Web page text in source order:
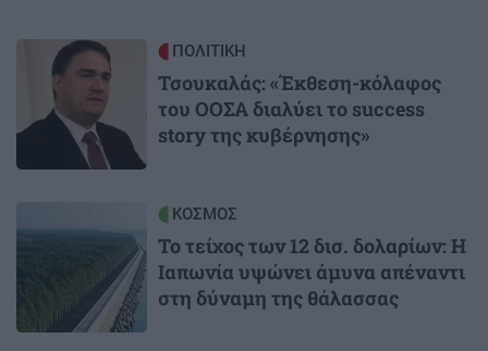
Image ΠΟΛΙΤΙΚΗ
Τσουκαλάς: «Έκθεση-κόλαφος
του ΟΟΣΑ διαλύει το success
story της κυβέρνησης»
ΚΟΣΜΟΣ
Το τείχος των 12 δισ. δολαρίων: Η
Ιαπωνία υψώνει άμυνα απέναντι
στη δύναμη της θάλασσας